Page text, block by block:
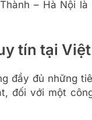
– Hà Nội
tín tại
đầy đủ những
đối với một